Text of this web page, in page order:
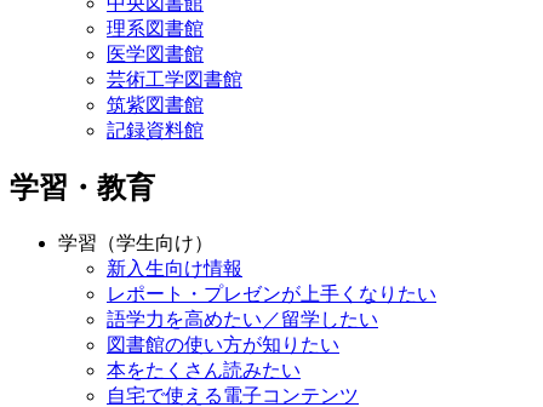
理系図書館
医学図書館
芸術工学図書館
筑紫図書館
記録資料館
学習・教育
学習（学生向け）
新入生向け情報
レポート・プレゼンが上手くなりたい
語学力を高めたい／留学したい
図書館の使い方が知りたい
本をたくさん読みたい
自宅で使える電子コンテンツ